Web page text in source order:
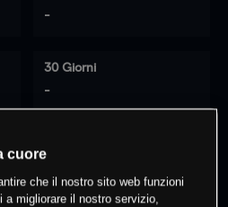
-
30 Giorni
-
posizioni
cuore
che il nostro sito web funzioni
a migliorare il nostro servizio,